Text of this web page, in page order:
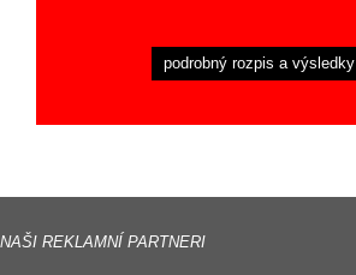
podrobný rozpis a výsledky
NAŠI REKLAMNÍ PARTNERI